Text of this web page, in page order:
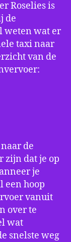
Roselies is
de
weten wat er
taxi naar
van de
de
zijn dat je op
je
een hoop
vanuit
over te
wat
snelste weg